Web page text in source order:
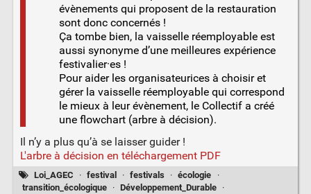
évènements qui proposent de la restauration
sont donc concernés !
Ça tombe bien, la vaisselle réemployable est
aussi synonyme d’une meilleures expérience
festivalier·es !
Pour aider les organisateurices à choisir et
gérer la vaisselle réemployable qui correspond
le mieux à leur évènement, le Collectif a créé
une flowchart (arbre à décision).
Il n’y a plus qu’à se laisser guider !
L'arbre à décision en téléchargement PDF
Loi_AGEC · festival · festivals · écologie
·
transition_écologique
· Développement_Durable
·